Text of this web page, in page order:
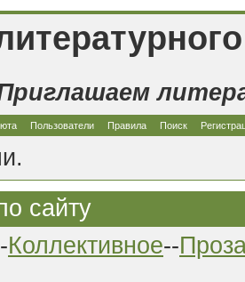
Пользователи Правила Поиск
сайту
Коллективное--